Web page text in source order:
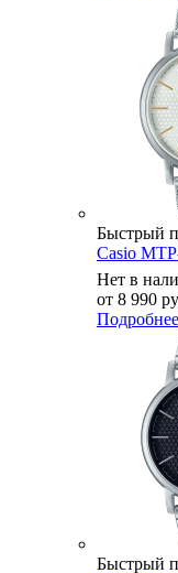
Быстрый
Casio
Нет в
от 8 990
Подробнее
Быстрый